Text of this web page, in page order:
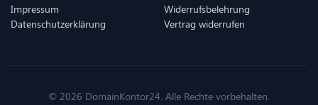
Impressum
Datenschutzerklärung
Widerrufsbelehrung
Vertrag widerrufen
© 2026 DomainKontor24. Alle Rechte vorbehalten.